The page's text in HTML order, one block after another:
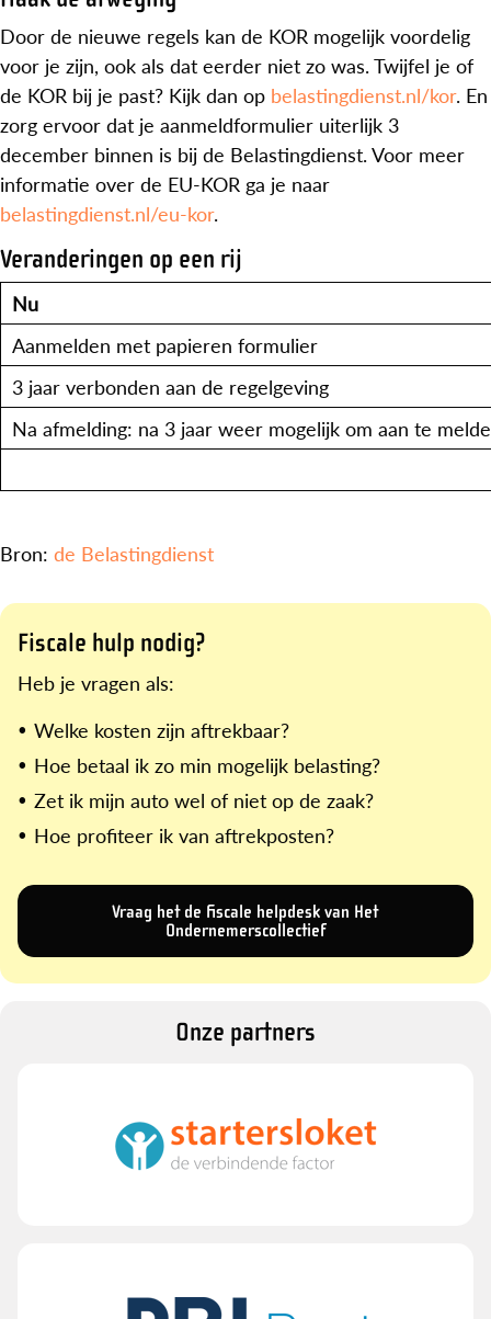
Door de nieuwe regels kan de KOR mogelijk voordelig
voor je zijn, ook als dat eerder niet zo was. Twijfel je of
de KOR bij je past? Kijk dan op belastingdienst.nl/kor. En
zorg ervoor dat je aanmeldformulier uiterlijk 3
december binnen is bij de Belastingdienst. Voor meer
informatie over de EU-KOR ga je naar
belastingdienst.nl/eu-kor.
Veranderingen op een rij
Nu
Aanmelden met papieren formulier
3 jaar verbonden aan de regelgeving
Na afmelding: na 3 jaar weer mogelijk om aan te
Bron: de Belastingdienst
Fiscale hulp nodig?
Heb je vragen als:
Welke kosten zijn aftrekbaar?
Hoe betaal ik zo min mogelijk belasting?
Zet ik mijn auto wel of niet op de zaak?
Hoe profiteer ik van aftrekposten?
Vraag het de fiscale helpdesk van Het
Ondernemerscollectief
Onze partners